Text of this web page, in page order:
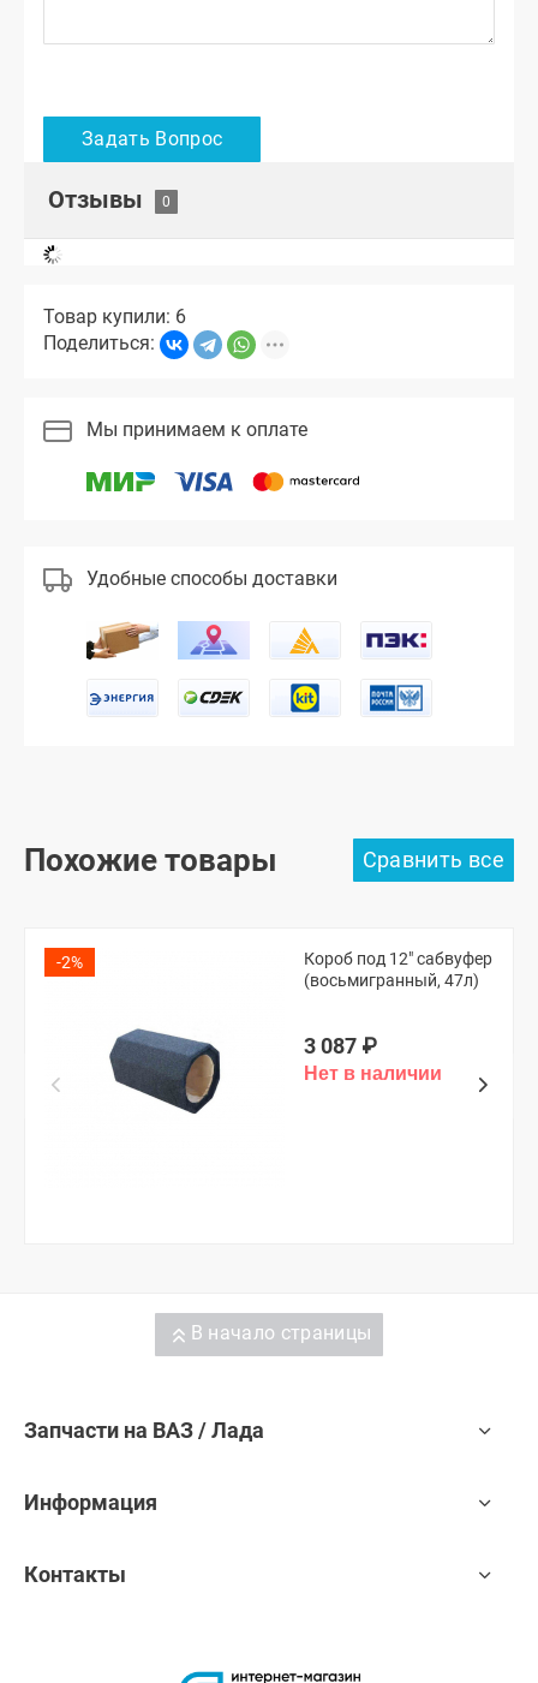
Отзывы
Товар купили: 6
Поделиться:
Мы принимаем к оплате
Удобные способы доставки
Похожие товары
-2%
Короб под 12" сабвуфер
(восьмигранный, 47л)
3 087 ₽
В начало страницы
Запчасти на ВАЗ / Лада
Информация
Контакты